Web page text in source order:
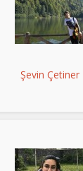
Şevin Çetiner